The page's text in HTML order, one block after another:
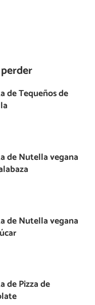
de Tequeños de
de Nutella vegana
de Nutella vegana
de Pizza de